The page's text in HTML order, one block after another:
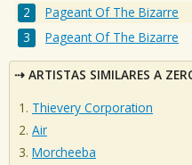
Pageant Of The Bizarre
Pageant Of The Bizarre
ARTISTAS SIMILARES A
Thievery Corporation
Air
Morcheeba